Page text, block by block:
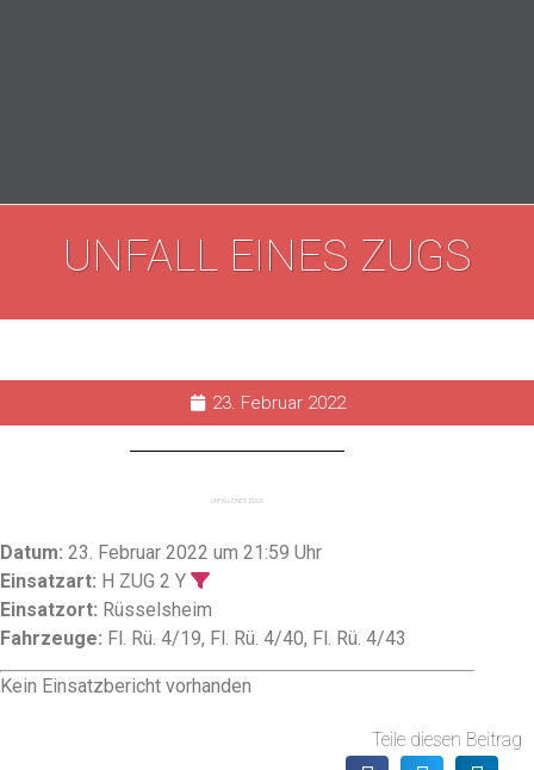
UNFALL EINES ZUGS
23. Februar 2022
UNFALL EINES ZUGS
Datum: 23. Februar 2022 um 21:59 Uhr
Einsatzart: H ZUG 2 Y
Einsatzort: Rüsselsheim
Fahrzeuge: Fl. Rü. 4/19, Fl. Rü. 4/40, Fl. Rü. 4/43
Kein Einsatzbericht vorhanden
Teile diesen Beitrag